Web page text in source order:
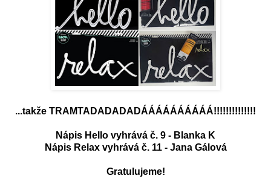
...takže TRAMTADADADADÁÁÁÁÁÁÁÁÁÁ!!!!!!!!!!!!!!
Nápis Hello vyhrává č. 9 - Blanka K
Nápis Relax vyhrává č. 11 - Jana Gálová
Gratulujeme!